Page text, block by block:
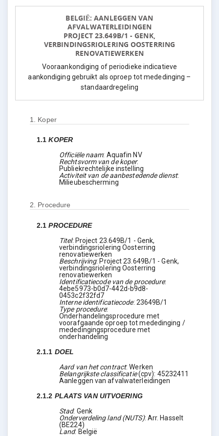
BELGIË: AANLEGGEN VAN
AFVALWATERLEIDINGEN
PROJECT 23.649B/1 - GENK,
VERBINDINGSRIOLERING OOSTERRING
RENOVATIEWERKEN
Vooraankondiging of periodieke indicatieve
aankondiging gebruikt als oproep tot mededinging –
standaardregeling
1. Koper
1.1KOPER
Officiële naam: Aquafin NV
Rechtsvorm van de koper:
Publiekrechtelijke instelling
Activiteit van de aanbestedende dienst:
Milieubescherming
2. Procedure
2.1PROCEDURE
Titel: Project 23.649B/1 - Genk,
verbindingsriolering Oosterring
renovatiewerken
Beschrijving:Project 23.649B/1 - Genk,
verbindingsriolering Oosterring
renovatiewerken
Identificatiecode van de procedure:
4ebe5973-b0d7-442d-b9d8-
0453c2f32fd7
Interne identificatiecode: 23649B/1
Type procedure:
Onderhandelingsprocedure met
voorafgaande oproep tot mededinging /
mededingingsprocedure met
onderhandeling
2.1.1 DOEL
Aard van het contract:Werken
Belangrijkste classificatie (cpv): 45232411
Aanleggen van afvalwaterleidingen
2.1.2 PLAATS VAN UITVOERING
Stad: Genk
Onderverdeling land (NUTS): Arr. Hasselt
(BE224)
Land: België